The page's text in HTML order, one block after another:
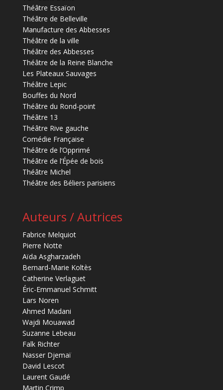
Théâtre Essaïon
Théâtre de Belleville
Manufacture des Abbesses
Théâtre de la ville
Théâtre des Abbesses
Théâtre de la Reine Blanche
Les Plateaux Sauvages
Théâtre Lepic
Bouffes du Nord
Théâtre du Rond-point
Théâtre 13
Théâtre Rive gauche
Comédie Française
Théâtre de l’Opprimé
Théâtre de l’Épée de bois
Théâtre Michel
Théâtre des Béliers parisiens
Auteurs / Autrices
Fabrice Melquiot
Pierre Notte
Aïda Asgharzadeh
Bernard-Marie Koltès
Catherine Verlaguet
Éric-Emmanuel Schmitt
Lars Noren
Ahmed Madani
Wajdi Mouawad
Suzanne Lebeau
Falk Richter
Nasser Djemaï
David Lescot
Laurent Gaudé
Martin Crimp